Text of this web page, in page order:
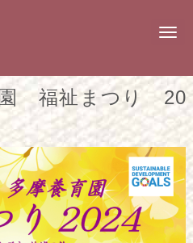
N
g
a
n
福祉まつり 20